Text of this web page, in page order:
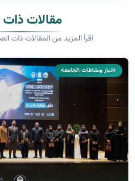
مقالات
اقرأ المزيد من المقالات ذات
اخبار ونشاطات الجامعة